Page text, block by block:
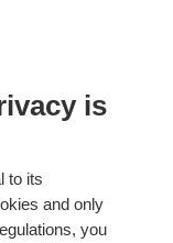
2026
is
to its
and only
you